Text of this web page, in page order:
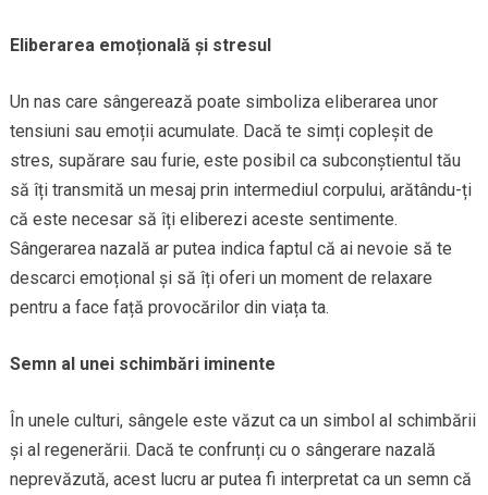
Eliberarea emoțională și stresul
Un nas care sângerează poate simboliza eliberarea unor
tensiuni sau emoții acumulate. Dacă te simți copleșit de
stres, supărare sau furie, este posibil ca subconștientul tău
să îți transmită un mesaj prin intermediul corpului, arătându-ți
că este necesar să îți eliberezi aceste sentimente.
Sângerarea nazală ar putea indica faptul că ai nevoie să te
descarci emoțional și să îți oferi un moment de relaxare
pentru a face față provocărilor din viața ta.
Semn al unei schimbări iminente
În unele culturi, sângele este văzut ca un simbol al schimbării
și al regenerării. Dacă te confrunți cu o sângerare nazală
neprevăzută, acest lucru ar putea fi interpretat ca un semn că